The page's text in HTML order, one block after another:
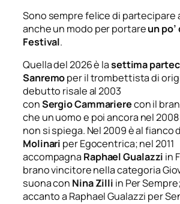
Sono sempre felice di partecipare
anche un modo per portareun po’
Festival.
Quella del 2026 è lasettima
Sanremoper il trombettista di
debutto risale al 2003
conSergioCammarierecon il
che un uomoe poi ancora nel
non si spiega. Nel 2009 è al fianco
Molinari perEgocentrica; nel 2011
accompagna RaphaelGualazzi in
brano vincitore nella categoria
suona con Nina Zilli in Per Sempre
accanto a Raphael Gualazzi per